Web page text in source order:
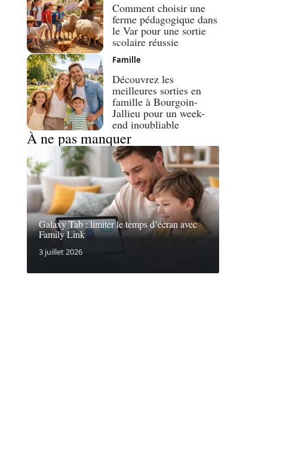
Comment choisir une
ferme pédagogique dans
le Var pour une sortie
scolaire réussie
Famille
Découvrez les
meilleures sorties en
famille à Bourgoin-
Jallieu pour un week-
end inoubliable
À ne pas manquer
Galaxy Tab : limiter le temps d’écran avec
Family Link
3 juillet 2026